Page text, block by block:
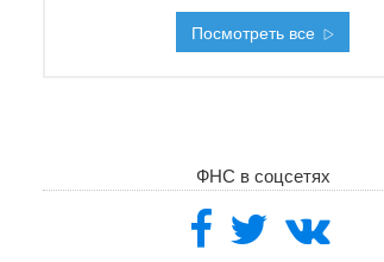
Посмотреть все
ФНС в соцсетях